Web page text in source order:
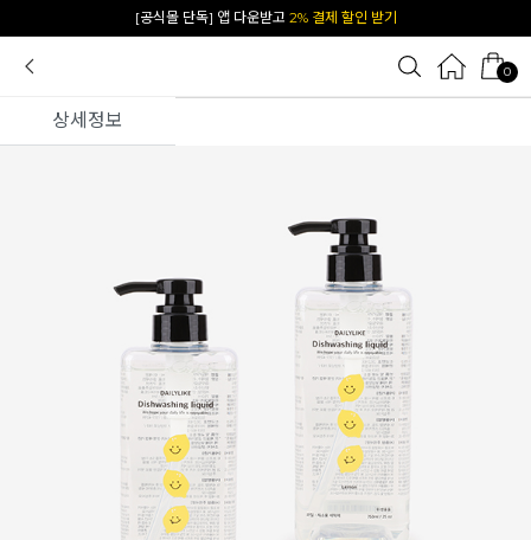
카카오 플친 추가하면1천원 즉시 할인 쿠폰
0
상세정보